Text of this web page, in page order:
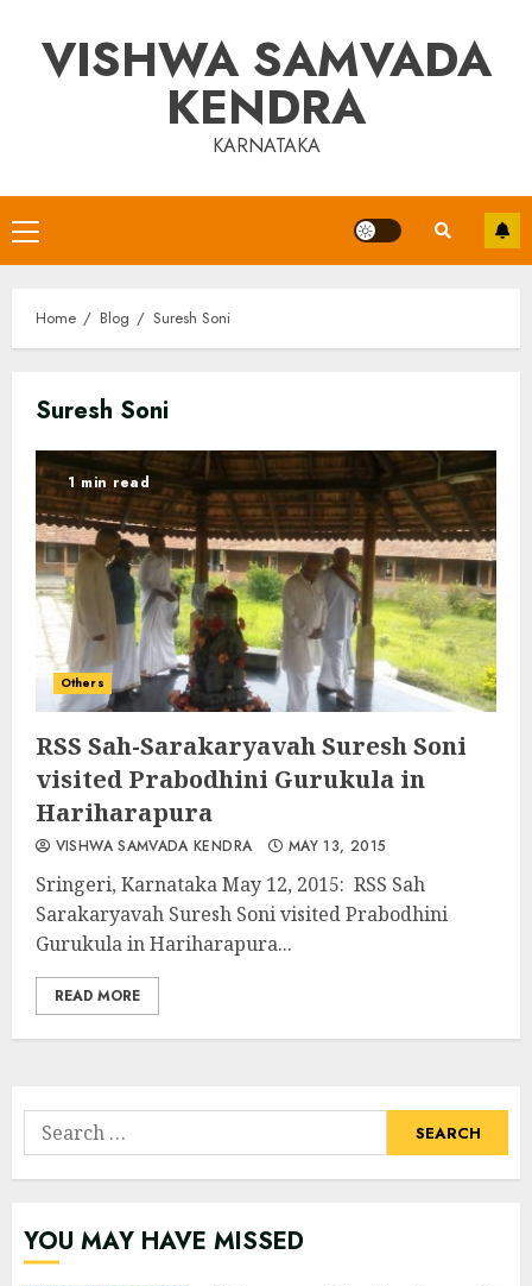
contentVISHWA SAMVADA
KENDRA
KARNATAKA
Primary
Menu
Home Blog Suresh Soni
Suresh Soni
1 min read
Others
RSS Sah-Sarakaryavah Suresh Soni
visited Prabodhini Gurukula in
Hariharapura
VISHWA SAMVADA KENDRA MAY 13, 2015
Sringeri, Karnataka May 12, 2015: RSS Sah
Sarakaryavah Suresh Soni visited Prabodhini
Gurukula in Hariharapura...
READ MORE
Search
for:
YOU MAY HAVE MISSED